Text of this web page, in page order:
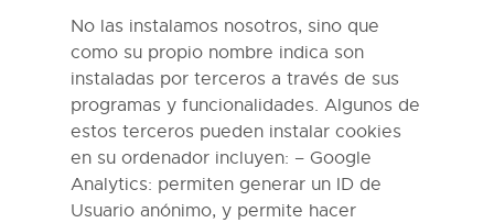
No las instalamos nosotros, sino que
como su propio nombre indica son
instaladas por terceros a través de sus
programas y funcionalidades. Algunos de
estos terceros pueden instalar cookies
en su ordenador incluyen: – Google
Analytics: permiten generar un ID de
Usuario anónimo, y permite hacer